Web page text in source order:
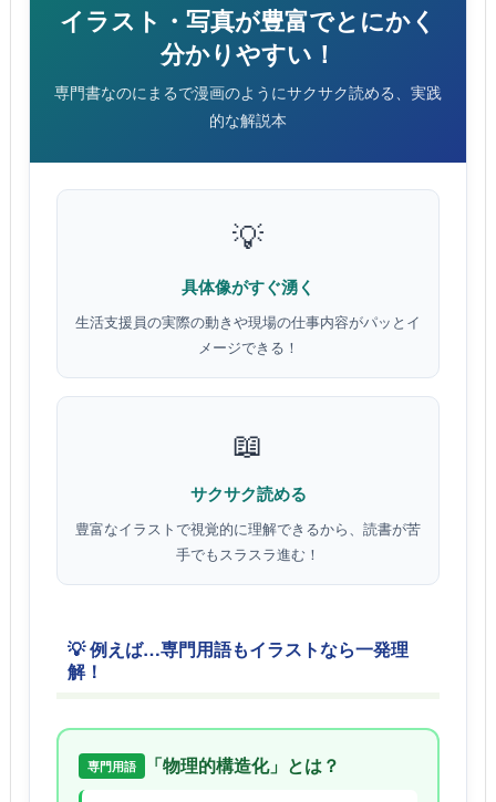
イラスト・写真が豊富でとにかく
分かりやすい！
専門書なのにまるで漫画のようにサクサク読める、実践
的な解説本
💡
具体像がすぐ湧く
生活支援員の実際の動きや現場の仕事内容がパッとイ
メージできる！
📖
サクサク読める
豊富なイラストで視覚的に理解できるから、読書が苦
手でもスラスラ進む！
💡 例えば…専門用語もイラストなら一発理
解！
専門用語 「物理的構造化」とは？